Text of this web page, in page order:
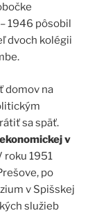
1946 pôsobil
dvoch kolégii
domov na
sa späť.
v
roku 1951
po
v Spišskej
služieb